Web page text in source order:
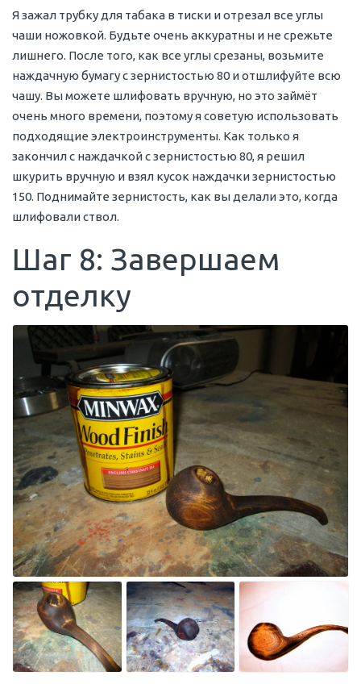
Я зажал трубку для табака в тиски и отрезал все углы
чаши ножовкой. Будьте очень аккуратны и не срежьте
лишнего. После того, как все углы срезаны, возьмите
наждачную бумагу с зернистостью 80 и отшлифуйте всю
чашу. Вы можете шлифовать вручную, но это займёт
очень много времени, поэтому я советую использовать
подходящие электроинструменты. Как только я
закончил с наждачкой с зернистостью 80, я решил
шкурить вручную и взял кусок наждачки зернистостью
150. Поднимайте зернистость, как вы делали это, когда
шлифовали ствол.
Шаг 8: Завершаем
отделку